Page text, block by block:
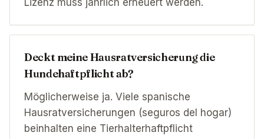
Lizenz muss jährlich erneuert werden.
Deckt meine Hausratversicherung die
Hundehaftpflicht ab?
Möglicherweise ja. Viele spanische
Hausratversicherungen (seguros del hogar)
beinhalten eine Tierhalterhaftpflicht